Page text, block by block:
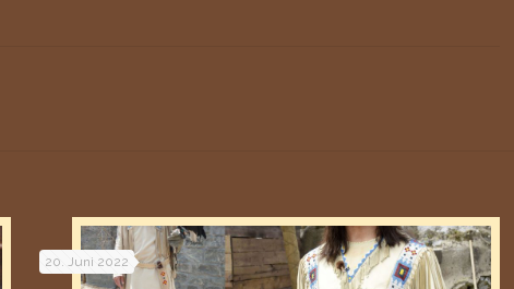
20. Juni 2022